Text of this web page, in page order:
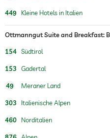
449 Kleine Hotels in Italien
Ottmanngut Suite and Breakfast:
154 Südtirol
153 Gadertal
49 Meraner Land
303 Italienische Alpen
460 Norditalien